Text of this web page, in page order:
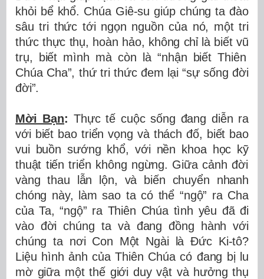
khỏi bểkhổ. Chúa Giê-su giúp chúng tađào
sâu tri thức tới ngọn nguồn của nó, một tri
thức thực thụ, hoàn hảo, không chỉlà biết vũ
trụ, biết mình màcòn l à “nhận biết Thiên
Chúa Cha”, thứtri thứcđem lại“sựsốngđời
đời”.
Mời Bạn: Thực tế cuộc sống đang diễn ra
với biết bao triển vọng vàtháchđố, biết bao
vui buồn sướng khổ, với nền khoa học kỹ
thuật tiến triển không ngừng. Giữa cảnh đời
vàng thau l ẫn lộn, và biến chuyển nhanh
chóng này, làm sao ta cóthể “ngộ” ra Cha
của Ta,“ngộ” ra Thiên Chúa tình yêu đã đi
vào đời chúng ta và đangđồng hành với
chúng ta nơi Con Một Ngài là Đức Ki-tô?
Liệu hìnhảnh của Thiên Chúa có đang bị lu
mờgiữa một thếgiới duy vật vàhưởng thụ